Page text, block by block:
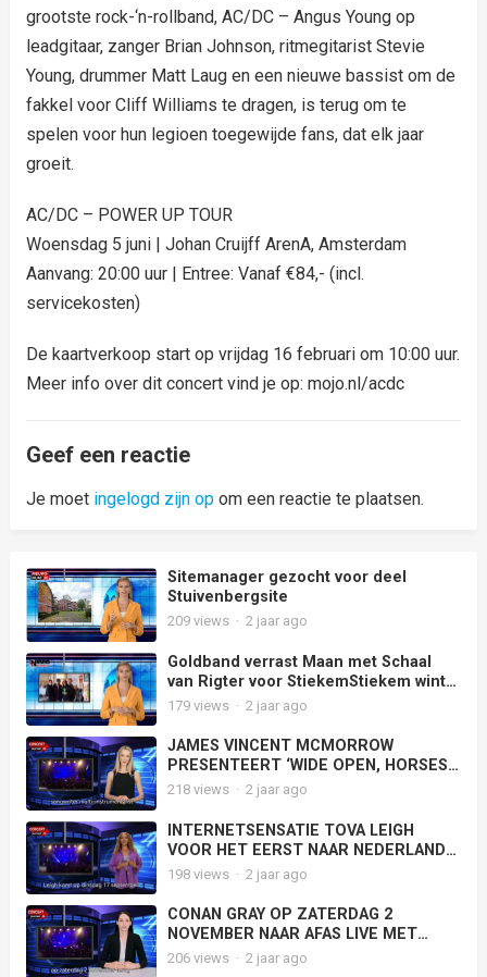
grootste rock-‘n-rollband, AC/DC – Angus Young op
leadgitaar, zanger Brian Johnson, ritmegitarist Stevie
Young, drummer Matt Laug en een nieuwe bassist om de
fakkel voor Cliff Williams te dragen, is terug om te
spelen voor hun legioen toegewijde fans, dat elk jaar
groeit.
AC/DC – POWER UP TOUR
Woensdag 5 juni | Johan Cruijff ArenA, Amsterdam
Aanvang: 20:00 uur | Entree: Vanaf €84,- (incl.
servicekosten)
De kaartverkoop start op vrijdag 16 februari om 10:00 uur.
Meer info over dit concert vind je op: mojo.nl/acdc
Geef een reactie
Je moet ingelogd zijn opom een reactie te plaatsen.
Sitemanager gezocht voor deel
Stuivenbergsite
209views · 2 jaar ago
Goldband verrast Maan met Schaal
van Rigter voor StiekemStiekem wint
hiermee de eerste 3FM Award van
Nederlandse track
179views · 2 jaar ago
JAMES VINCENT MCMORROW
PRESENTEERT ‘WIDE OPEN, HORSES’
OP 19 JUNI IN CARRÉ AMSTERDAM
218views · 2 jaar ago
INTERNETSENSATIE TOVA LEIGH
VOOR HET EERST NAAR NEDERLAND
VOOR COMEDYSHOW
198views · 2 jaar ago
CONAN GRAY OP ZATERDAG 2
NOVEMBER NAAR AFAS LIVE MET
‘FOUND HEAVEN ON TOUR’
206views · 2 jaar ago